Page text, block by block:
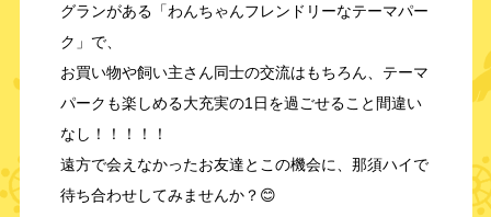
グランがある「わんちゃんフレンドリーなテーマパー
ク」で、
お買い物や飼い主さん同士の交流はもちろん、テーマ
パークも楽しめる大充実の1日を過ごせること間違い
なし！！！！！
遠方で会えなかったお友達とこの機会に、那須ハイで
待ち合わせしてみませんか？😊